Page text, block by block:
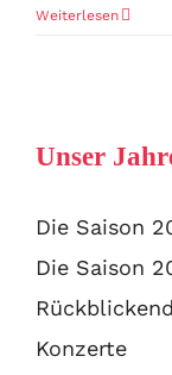
Weiterlesen
Unser
Die Saison
Die Saison
Konzerte